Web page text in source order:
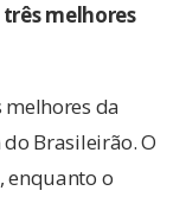
melhores
melhores da
Brasileirão. O
enquanto o